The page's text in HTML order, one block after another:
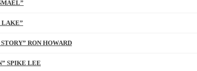
LAKE”
RON HOWARD
SPIKE LEE